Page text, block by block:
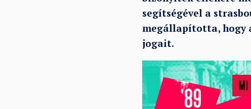
segítségével a
megállapította, hogy
jogait.